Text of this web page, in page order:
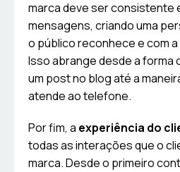
marca deve ser consistente
mensagens, criando uma
o público reconhece e com
Isso abrange desde a forma
um post no blog até a
atende ao telefone.
Por fim, a experiência do
todas as interações que o
marca. Desde o primeiro